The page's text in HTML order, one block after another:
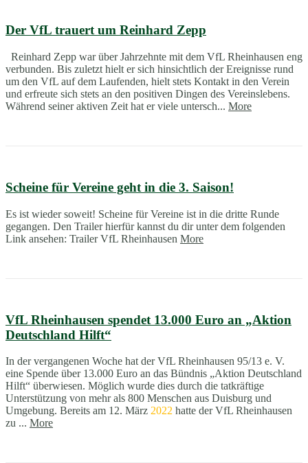
Der VfL trauert um Reinhard Zepp
Reinhard Zepp war über Jahrzehnte mit dem VfL Rheinhausen eng
verbunden. Bis zuletzt hielt er sich hinsichtlich der Ereignisse rund
um den VfL auf dem Laufenden, hielt stets Kontakt in den Verein
und erfreute sich stets an den positiven Dingen des Vereinslebens.
Während seiner aktiven Zeit hat er viele untersch... More
Scheine für Vereine geht in die 3. Saison!
Es ist wieder soweit! Scheine für Vereine ist in die dritte Runde
gegangen. Den Trailer hierfür kannst du dir unter dem folgenden
Link ansehen: Trailer VfL Rheinhausen More
VfL Rheinhausen spendet 13.000 Euro an „Aktion
Deutschland Hilft“
In der vergangenen Woche hat der VfL Rheinhausen 95/13 e. V.
eine Spende über 13.000 Euro an das Bündnis „Aktion Deutschland
Hilft“ überwiesen. Möglich wurde dies durch die tatkräftige
Unterstützung von mehr als 800 Menschen aus Duisburg und
Umgebung. Bereits am 12. März 2022 hatte der VfL Rheinhausen
zu ... More